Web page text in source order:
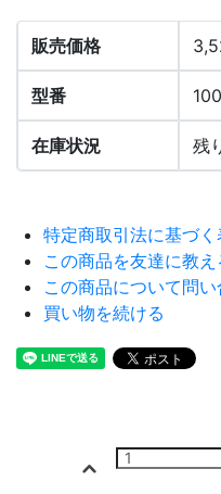
販売価格
型番
在庫状況 残
特定商取引法に基づく
この商品を友達に教え
この商品について問い
買い物を続ける